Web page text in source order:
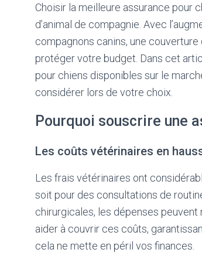
Choisir la meilleure assurance pour
d’animal de compagnie. Avec
compagnons canins, une
protéger votre budget. Dans cet
pour chiens disponibles sur le
considérer lors de votre choix.
Pourquoi souscrire une
Les coûts vétérinaires en
Les frais vétérinaires ont
soit pour des consultations de
chirurgicales, les dépenses peuvent
aider à couvrir ces coûts,
cela ne mette en péril vos finances.